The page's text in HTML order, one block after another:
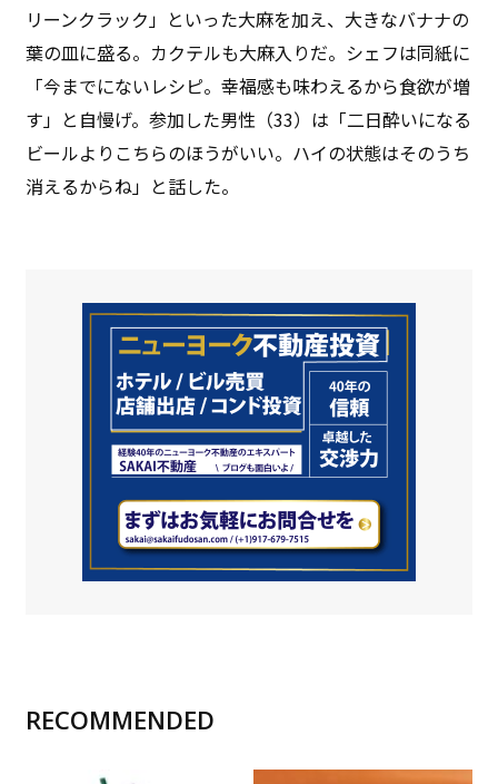
リーンクラック」といった大麻を加え、大きなバナナの
葉の皿に盛る。カクテルも大麻入りだ。シェフは同紙に
「今までにないレシピ。幸福感も味わえるから食欲が増
す」と自慢げ。参加した男性（33）は「二日酔いになる
ビールよりこちらのほうがいい。ハイの状態はそのうち
消えるからね」と話した。
RECOMMENDED